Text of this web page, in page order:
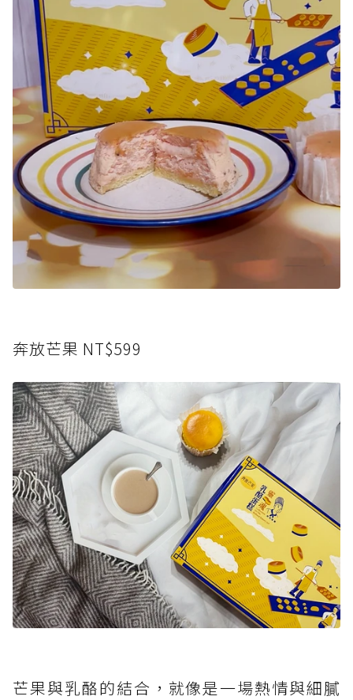
奔放芒果 NT$599
芒果與乳酪的結合，就像是一場熱情與細膩